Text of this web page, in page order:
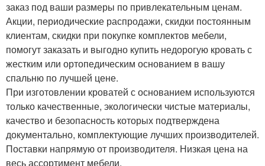
заказ под ваши размеры по привлекательным ценам.
Акции, периодические распродажи, скидки постоянным
клиентам, скидки при покупке комплектов мебели,
помогут заказать и выгодно купить недорогую кровать с
жестким или ортопедическим основанием в вашу
спальню по лучшей цене.
При изготовлении кроватей с основанием используются
только качественные, экологически чистые материалы,
качество и безопасность которых подтверждена
документально, комплектующие лучших производителей.
Поставки напрямую от производителя. Низкая цена на
весь ассортимент мебели.